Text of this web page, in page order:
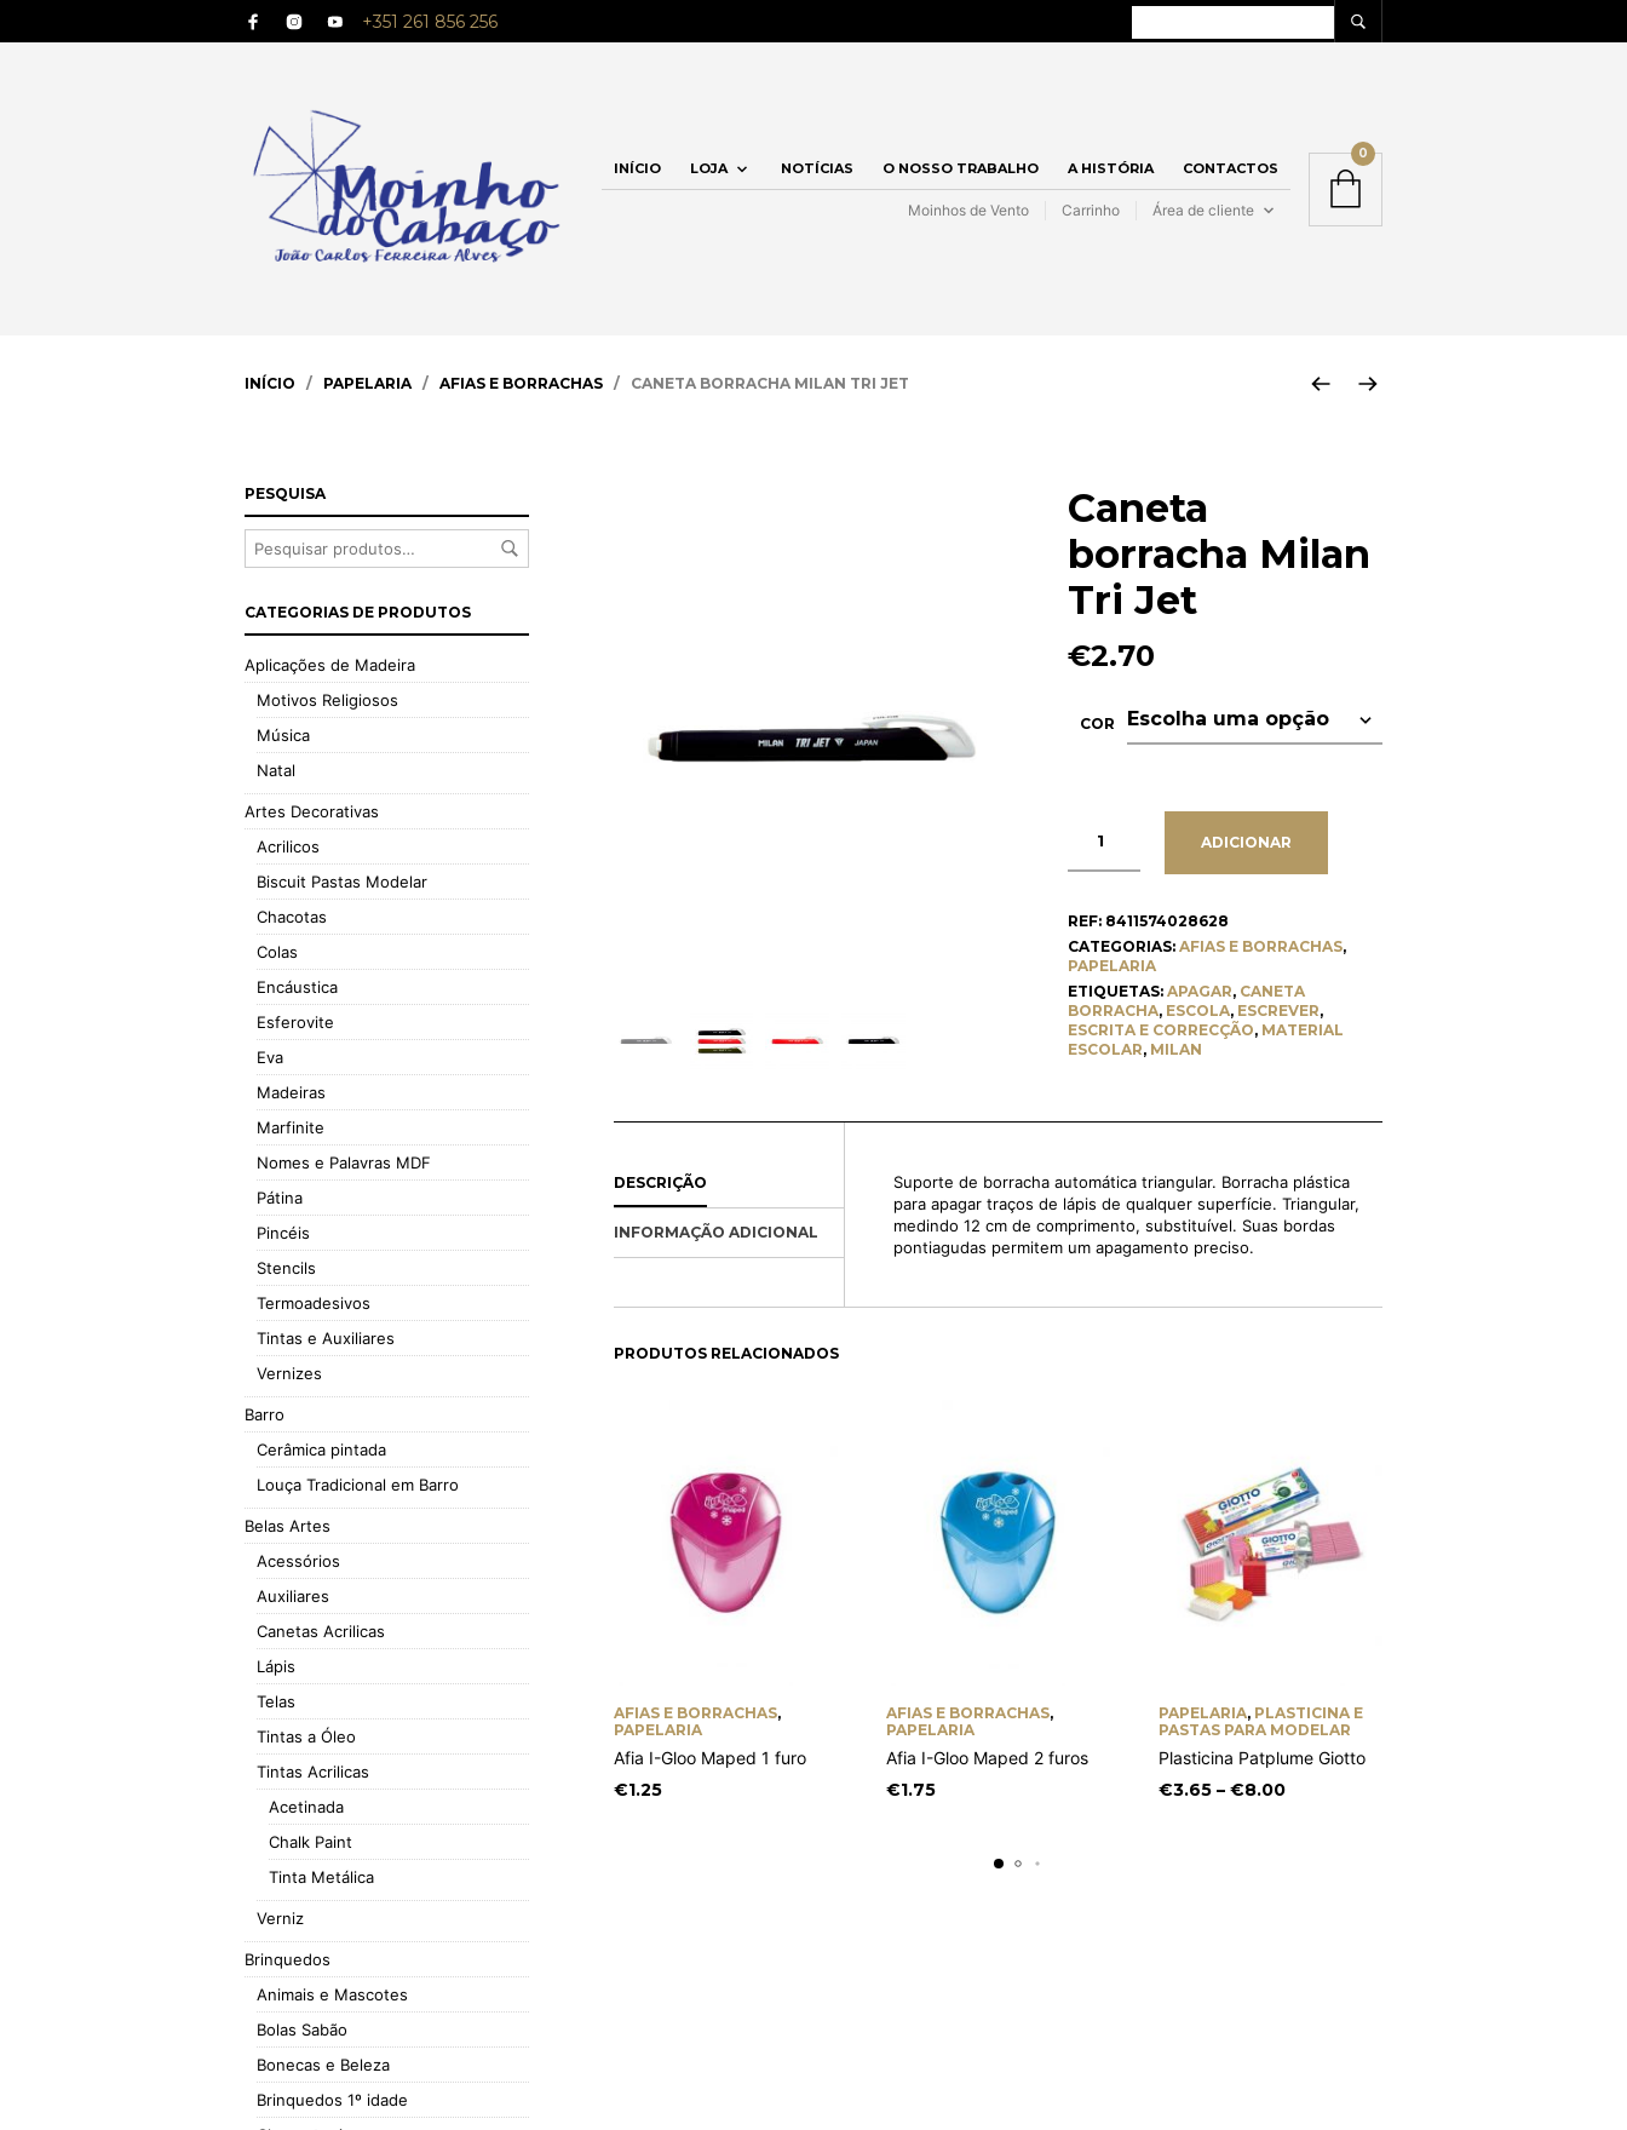
+351 261 856 256
INÍCIO LOJA NOTÍCIAS O NOSSO TRABALHO A HISTÓRIA CONTACTOS
Moinhos de Vento Carrinho Área de cliente
0
INÍCIO / PAPELARIA/ AFIAS E BORRACHAS / CANETA BORRACHA MILAN TRI JET
Caneta
borracha Milan
Tri Jet
€2.70
COR
ADICIONAR
REF: 8411574028628
CATEGORIAS: AFIAS E BORRACHAS,
PAPELARIA
ETIQUETAS: APAGAR, CANETA
BORRACHA, ESCOLA, ESCREVER,
ESCRITA E CORRECÇÃO, MATERIAL
ESCOLAR, MILAN
DESCRIÇÃO
INFORMAÇÃO ADICIONAL
Suporte de borracha automática triangular. Borracha plástica
para apagar traços de lápis de qualquer superfície. Triangular,
medindo 12 cm de comprimento, substituível. Suas bordas
pontiagudas permitem um apagamento preciso.
PRODUTOS RELACIONADOS
AFIAS E BORRACHAS,
PAPELARIA
Afia I-Gloo Maped 1 furo
€1.25
AFIAS E BORRACHAS,
PAPELARIA
Afia I-Gloo Maped 2 furos
€1.75
PAPELARIA, PLASTICINA E
PASTAS PARA MODELAR
Plasticina Patplume Giotto
€3.65 – €8.00Price
PESQUISA
CATEGORIAS DE PRODUTOS
Aplicações de Madeira
Motivos Religiosos
Música
Natal
Artes Decorativas
Acrilicos
Biscuit Pastas Modelar
Chacotas
Colas
Encáustica
Esferovite
Eva
Madeiras
Marfinite
Nomes e Palavras MDF
Pátina
Pincéis
Stencils
Termoadesivos
Tintas e Auxiliares
Vernizes
Barro
Cerâmica pintada
Louça Tradicional em Barro
Belas Artes
Acessórios
Auxiliares
Canetas Acrilicas
Lápis
Telas
Tintas a Óleo
Tintas Acrilicas
Acetinada
Chalk Paint
Tinta Metálica
Verniz
Brinquedos
Animais e Mascotes
Bolas Sabão
Bonecas e Beleza
Brinquedos 1º idade